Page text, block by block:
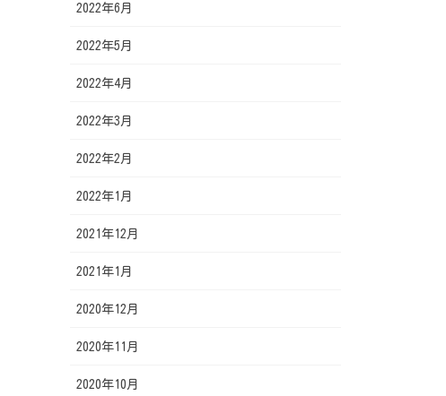
2022年6月
2022年5月
2022年4月
2022年3月
2022年2月
2022年1月
2021年12月
2021年1月
2020年12月
2020年11月
2020年10月